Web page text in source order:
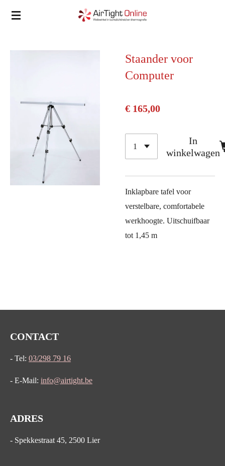
Ga
Staander voor
Computer
€ 165,00
In
winkelwagen
Inklapbare tafel voor
verstelbare, comfortabele
werkhoogte. Uitschuifbaar
tot 1,45 m
CONTACT
- Tel: 03/298 79 16
- E-Mail: info@airtight.be
ADRES
- Spekkestraat 45, 2500 Lier